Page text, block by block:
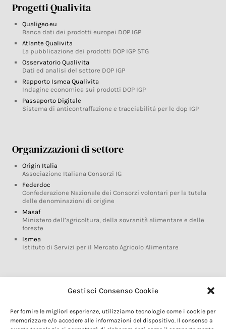
Gestisci Consenso Cookie
Per fornire le migliori esperienze, utilizziamo tecnologie come i cookie per
memorizzare e/o accedere alle informazioni del dispositivo. Il consenso a
Progetti Qualivita
Qualigeo.eu
Banca dati dei prodotti europei DOP IGP
Atlante Qualivita
La pubblicazione dei prodotti DOP IGP STG
Osservatorio Qualivita
Dati ed analisi del settore DOP IGP
Rapporto Ismea Qualivita
Indagine economica sui prodotti DOP IGP
Passaporto Digitale
Sistema di anticontraffazione e tracciabilità per le dop IGP
Organizzazioni di settore
Origin Italia
Associazione Italiana Consorzi IG
Federdoc
Confederazione Nazionale dei Consorzi volontari per la tutela
delle denominazioni di origine
Masaf
Ministero dell’agricoltura, della sovranità alimentare e delle
foreste
Ismea
Istituto di Servizi per il Mercato Agricolo Alimentare
Glossario DOP IGP
Marchi DOP IGP
Normativa prodotti DOP IGP